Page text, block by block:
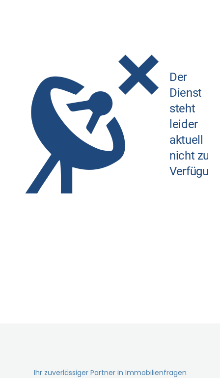
Ihr zuverlässiger Partner in Immobilienfragen